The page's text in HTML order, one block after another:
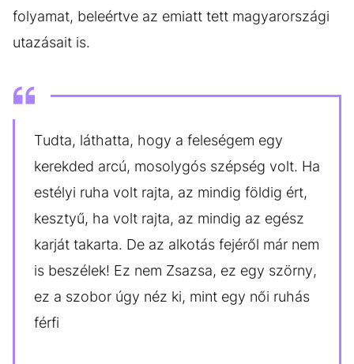
folyamat, beleértve az emiatt tett magyarországi
utazásait is.
Tudta, láthatta, hogy a feleségem egy
kerekded arcú, mosolygós szépség volt. Ha
estélyi ruha volt rajta, az mindig földig ért,
kesztyű, ha volt rajta, az mindig az egész
karját takarta. De az alkotás fejéről már nem
is beszélek! Ez nem Zsazsa, ez egy szörny,
ez a szobor úgy néz ki, mint egy női ruhás
férfi